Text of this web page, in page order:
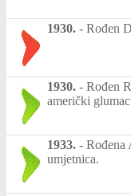
1930. - Rođen
1930. - Rođen
američki
1933. - Rođena
umjetnica.